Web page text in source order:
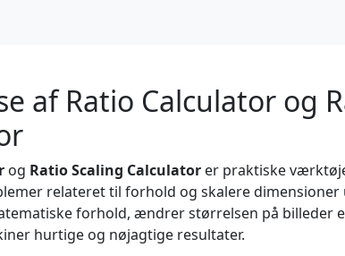
af Ratio Calculator og
og Ratio Scaling Calculator er praktiske
relateret til forhold og skalere dimensioner
forhold, ændrer størrelsen på billeder
hurtige og nøjagtige resultater.